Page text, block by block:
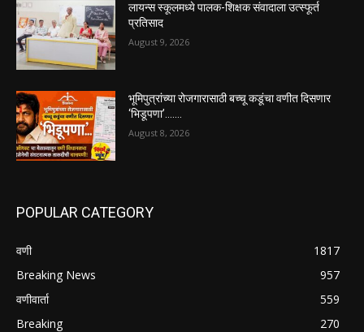
लायन्स स्कूलमध्ये पालक-शिक्षक संवादाला उत्स्फूर्त
प्रतिसाद
August 9, 2026
भूमिपुत्रांच्या रोजगारासाठी बच्चू कडूंचा वणीत दिसणार
‘भिडूपणा’…….
August 8, 2026
POPULAR CATEGORY
वणी
1817
Breaking News
957
वणीवार्ता
559
Breaking
270